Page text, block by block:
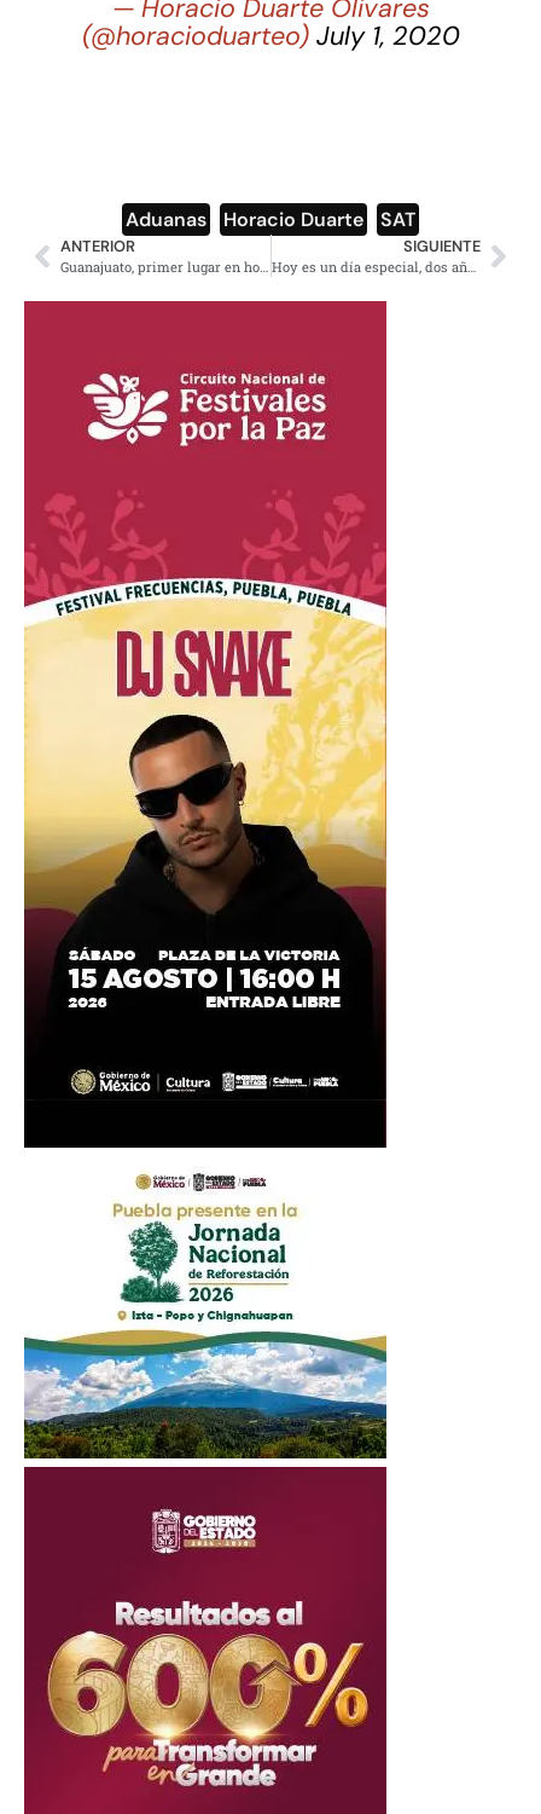
— Horacio Duarte Olivares
(@horacioduarteo) July 1, 2020
Aduanas Horacio Duarte SAT
ANTERIOR
Guanajuato, primer lugar en homicidios
SIGUIENTE
Hoy es un día especial, dos años de esa elección histórica: AMLO